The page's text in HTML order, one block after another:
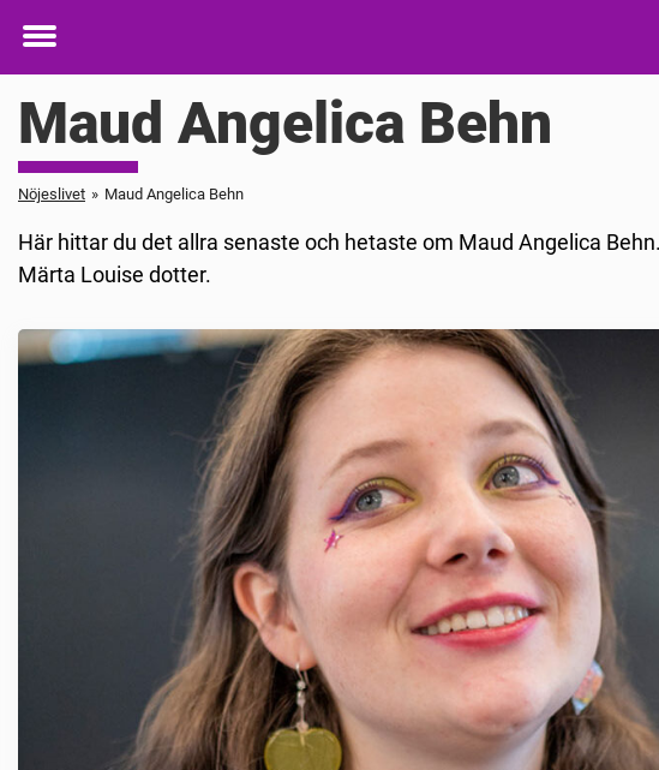
Toggle
Maud Angelica Behn
Nöjeslivet » Maud Angelica Behn
Här hittar du det allra senaste och hetaste om Maud Angelica
Märta Louise dotter.